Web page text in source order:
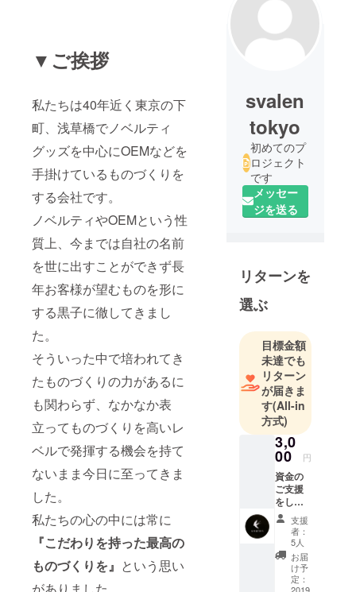
▼ご挨拶
私たちは40年近く東京の下
町、浅草橋でノベルティ
グッズを中心にOEMなどを
手掛けているものづくりを
する会社です。
ノベルティやOEMという性
質上、今までは自社の名前
を世に出すことができず長
年お客様が望むものを形に
する黒子に徹してきまし
た。
そういった中で培われてき
たものづくりの力があるに
も関わらず、なかなか表
立ってものづくりを高いレ
ベルで発揮する機会を持て
ないまま今日に至ってきま
した。
私たちの心の中には常に
『こだわりを持った最高の
ものづくりを』 という思い
svalen
tokyo
初めてのプ
ロジェクト
です
メッセー
ジを送る
リターンを
選ぶ
目標金額
未達でも
リターン
が届きま
す(All-in
方式)
3,0
00 円
資金の
ご支援
をして
いただ
くコー
スで
す。 今
後より
良いブ
支援
者：
5人
お届
け予
定：